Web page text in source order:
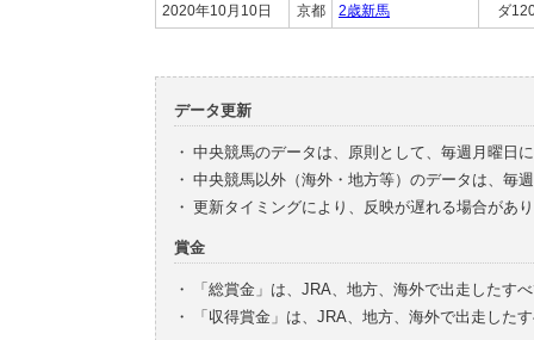
2020年10月10日 京都 2歳新馬 ダ
データ更新
・ 中央競馬のデータは、原則として、毎週月曜日
・ 中央競馬以外（海外・地方等）のデータは、毎
・ 更新タイミングにより、反映が遅れる場合があ
賞金
・
「総賞金」は、JRA、地方、海外で出走したす
・
「収得賞金」は、JRA、地方、海外で出走した